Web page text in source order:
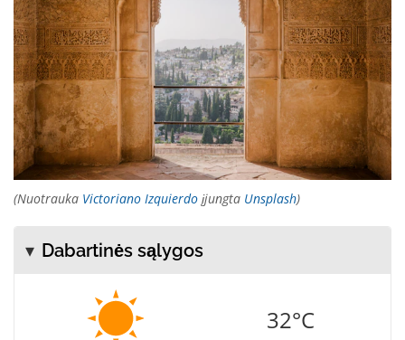
(Nuotrauka Victoriano Izquierdo įjungta Unsplash)
Dabartinės sąlygos
32°C